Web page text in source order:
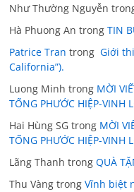
Như Thường Nguyễn
Hà Phuong An trongTIN
Patrice Tran trong Giới
California”).
Luong Minh trong MỜI
TỐNG PHƯỚC HIỆP-VINH
Hai Hùng SG trong MỜI
TỐNG PHƯỚC HIỆP-VINH
Lãng Thanh trongQUÀ
Thu Vàng trongVĩnh biệt